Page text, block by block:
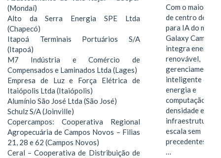
(Mondaí)
Alto da Serra Energia SPE Ltda
(Chapecó)
Itapoá Terminais Portuários S/A
(Itapoá)
M7 Indústria e Comércio de
Compensados e Laminados Ltda (Lages)
Empresa de Luz e Força Elétrica de
Itaiópolis Ltda (Itaiópolis)
Alumínio São José Ltda (São José)
Schulz S/A (Joinville)
Copercampos: Cooperativa Regional
Agropecuária de Campos Novos – Filias
21, 28 e 62 (Campos Novos)
Ceral – Cooperativa de Distribuição de
Com o maior
de centro de
para IA do
Galaxy Campus
integra energia
renovável,
gerenciamento
inteligente de
energia e
computação de
densidade em
infraestrutura
escala sem
…